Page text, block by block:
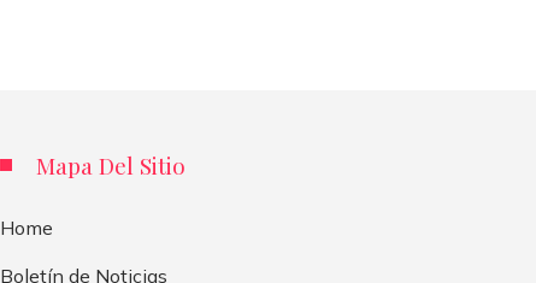
Mapa Del Sitio
Home
Boletín de Noticias